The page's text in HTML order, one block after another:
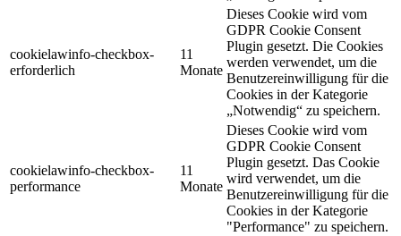
cookielawinfo-checkbox-
erforderlich
11
Monate
Dieses Cookie wird vom
GDPR Cookie Consent
Plugin gesetzt. Die Cookies
werden verwendet, um die
Benutzereinwilligung für die
Cookies in der Kategorie
„Notwendig“ zu speichern.
cookielawinfo-checkbox-
performance
11
Monate
Dieses Cookie wird vom
GDPR Cookie Consent
Plugin gesetzt. Das Cookie
wird verwendet, um die
Benutzereinwilligung für die
Cookies in der Kategorie
"Performance" zu speichern.